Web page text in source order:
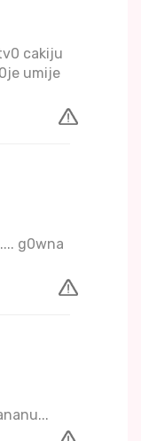
cakiju
umije
g0wna